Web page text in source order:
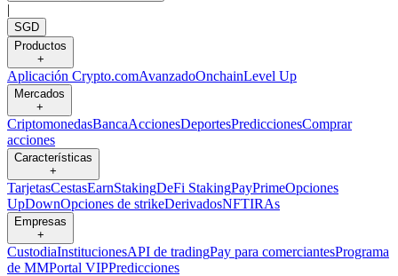
|
SGD
Productos
+
Aplicación Crypto.comAvanzadoOnchainLevel Up
Mercados
+
CriptomonedasBancaAccionesDeportesPrediccionesComprar
acciones
Características
+
TarjetasCestasEarnStakingDeFi StakingPayPrimeOpciones
UpDownOpciones de strikeDerivadosNFTIRAs
Empresas
+
CustodiaInstitucionesAPI de tradingPay para comerciantesPrograma
de MMPortal VIPPredicciones